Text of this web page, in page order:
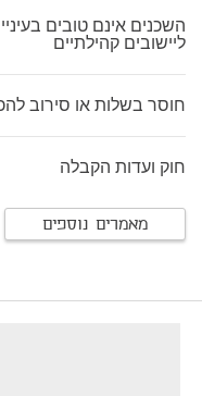
השכנים אינם טובים
ליישובים קהילתיים
חוסר בשלות או סירוב
חוק ועדות הקבלה
מאמרים נוספים